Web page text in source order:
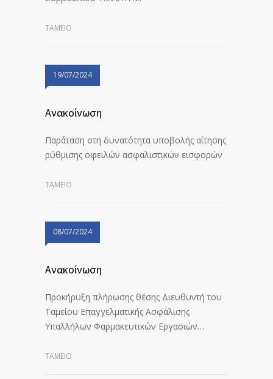
ΤΑΜΕΙΟ
19/07/2024
Ανακοίνωση
Παράταση στη δυνατότητα υποβολής αίτησης
ρύθμισης οφειλών ασφαλιστικών εισφορών
ΤΑΜΕΙΟ
08/07/2024
Ανακοίνωση
Προκήρυξη πλήρωσης θέσης Διευθυντή του
Ταμείου Επαγγελματικής Ασφάλισης
Υπαλλήλων Φαρμακευτικών Εργασιών…
ΤΑΜΕΙΟ